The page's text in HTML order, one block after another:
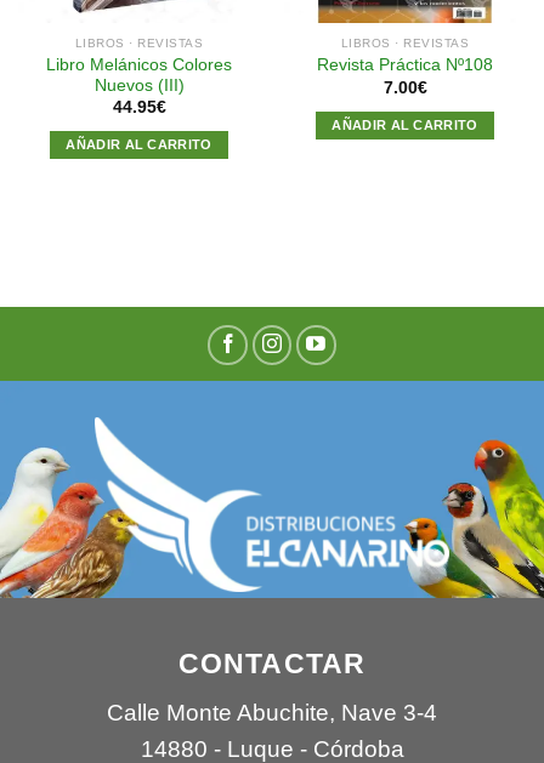
LIBROS · REVISTAS
Libro Melánicos Colores
Nuevos (III)
44.95€
AÑADIR AL CARRITO
LIBROS · REVISTAS
Revista Práctica Nº108
7.00€
AÑADIR AL CARRITO
CONTACTAR
Calle Monte Abuchite, Nave 3-4
14880 - Luque - Córdoba